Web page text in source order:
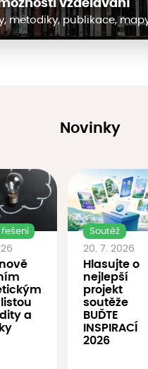
vzdělávání
metodiky, publikace,
Novinky
a
Soutěž
20. 7. 2026
Hlasujte o
nejlepší
projekt
soutěže
BUĎTE
INSPIRACÍ
2026